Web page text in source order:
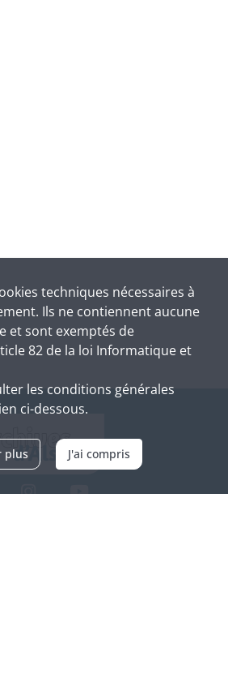
techniques nécessaires à
Ils ne contiennent aucune
et sont exemptés de
82 de la loi Informatique et
les conditions générales
ci-dessous.
plus J'ai compris